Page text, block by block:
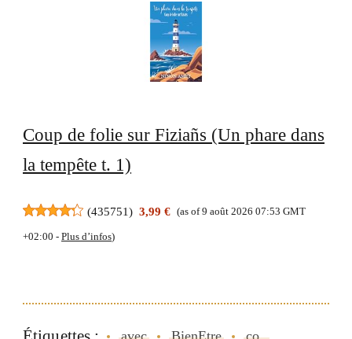
Coup de folie sur Fiziañs (Un phare dans
la tempête t. 1)
(435751) 3,99 € (as of 9 août 2026 07:53 GMT
+02:00 - Plus d’infos)